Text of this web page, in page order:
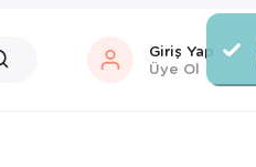
Giriş Yap
Üye Ol